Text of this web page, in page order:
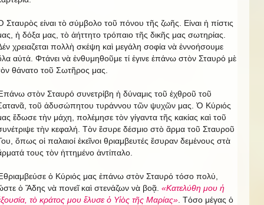
Σταυρὸς είναι τὸ σύμβολο τοῦ πόνου τῆς ζωῆς. Είναι ἡ πίστις
ἡ δόξα μας, τὸ ἀήττητο τρόπαιο τῆς δικῆς μας σωτηρίας.
χρειαζεται πολλὴ σκέψη καὶ μεγάλη σοφία νὰ ἐννοήσουμε
αὐτά. Φτάνει νὰ ἐνθυμηθοῦμε τί ἐγινε ἐπάνω στὸν Σταυρό μὲ
θάνατο τοῦ Σωτῆρος μας.
στὸν Σταυρό συνετρίβη ἡ δύναμις τοῦ ἐχθροῦ τοῦ
τοῦ ἀδυσώπητου τυράννου τῶν ψυχῶν μας. Ὁ Κύριός
ἔδωσε τὴν μάχη, πολέμησε τὸν γίγαντα τῆς κακίας καὶ τοῦ
τὴν κεφαλή. Τὸν ἔσυρε δέσμιο στὸ ἅρμα τοῦ Σταυροῦ
ὅπως οἱ παλαιοί ἐκεῖνοι θριαμβευτές ἔσυραν δεμένους στὰ
τους τὸν ἡττημένο ἀντίπαλο.
ὁ Κύριός μας ἐπάνω στὸν Σταυρό τόσο πολύ,
ὁ Ἅδης νὰ πονεῖ καὶ στενάζων νὰ βοᾷ. «Κατελύθη μου ἡ
τὸ κράτος μου ἔλυσε ὁ Υἱὸς τῆς Μαρίας» . Τόσο μέγας ὁ